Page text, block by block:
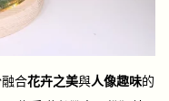
合花卉之美與人像趣味的